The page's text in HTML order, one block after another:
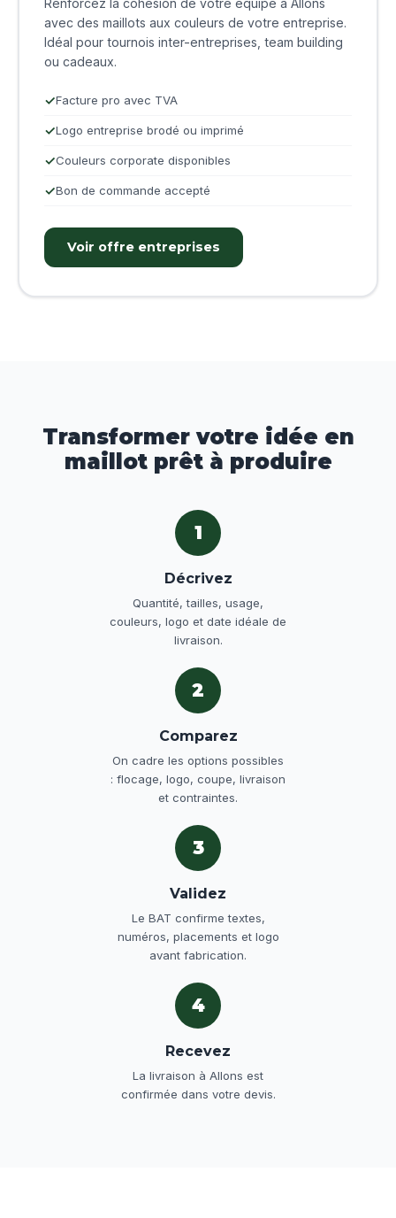
Renforcez la cohésion de votre équipe à Allons
avec des maillots aux couleurs de votre entreprise.
Idéal pour tournois inter-entreprises, team building
ou cadeaux.
Facture pro avec TVA
Logo entreprise brodé ou imprimé
Couleurs corporate disponibles
Bon de commande accepté
Voir offre entreprises
Transformer votre idée en
maillot prêt à produire
1
Décrivez
Quantité, tailles, usage,
couleurs, logo et date idéale de
livraison.
2
Comparez
On cadre les options possibles
: flocage, logo, coupe, livraison
et contraintes.
3
Validez
Le BAT confirme textes,
numéros, placements et logo
avant fabrication.
4
Recevez
La livraison à Allons est
confirmée dans votre devis.